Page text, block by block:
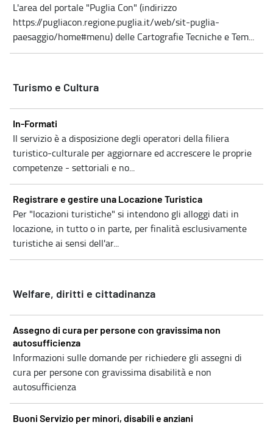
L'area del portale "Puglia Con" (indirizzo
https://pugliacon.regione.puglia.it/web/sit-puglia-
paesaggio/home#menu) delle Cartografie Tecniche e Tem...
Turismo e Cultura
In-Formati
Il servizio è a disposizione degli operatori della filiera
turistico-culturale per aggiornare ed accrescere le proprie
competenze - settoriali e no...
Registrare e gestire una Locazione Turistica
Per "locazioni turistiche" si intendono gli alloggi dati in
locazione, in tutto o in parte, per finalità esclusivamente
turistiche ai sensi dell'ar...
Welfare, diritti e cittadinanza
Assegno di cura per persone con gravissima non
autosufficienza
Informazioni sulle domande per richiedere gli assegni di
cura per persone con gravissima disabilità e non
autosufficienza
Buoni Servizio per minori, disabili e anziani